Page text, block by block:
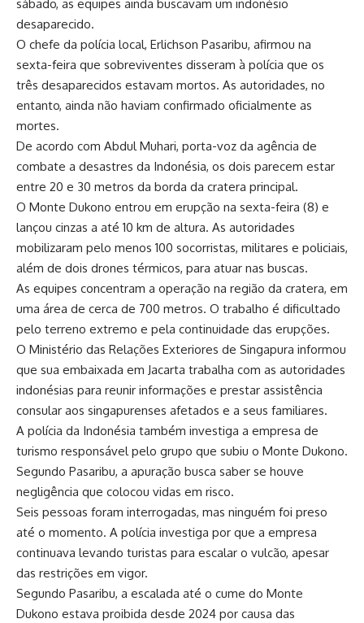
sábado, as equipes ainda buscavam um indonésio
desaparecido.
O chefe da polícia local, Erlichson Pasaribu, afirmou na
sexta-feira que sobreviventes disseram à polícia que os
três desaparecidos estavam mortos. As autoridades, no
entanto, ainda não haviam confirmado oficialmente as
mortes.
De acordo com Abdul Muhari, porta-voz da agência de
combate a desastres da Indonésia, os dois parecem estar
entre 20 e 30 metros da borda da cratera principal.
O Monte Dukono entrou em erupção na sexta-feira (8) e
lançou cinzas a até 10 km de altura. As autoridades
mobilizaram pelo menos 100 socorristas, militares e policiais,
além de dois drones térmicos, para atuar nas buscas.
As equipes concentram a operação na região da cratera, em
uma área de cerca de 700 metros. O trabalho é dificultado
pelo terreno extremo e pela continuidade das erupções.
O Ministério das Relações Exteriores de Singapura informou
que sua embaixada em Jacarta trabalha com as autoridades
indonésias para reunir informações e prestar assistência
consular aos singapurenses afetados e a seus familiares.
A polícia da Indonésia também investiga a empresa de
turismo responsável pelo grupo que subiu o Monte Dukono.
Segundo Pasaribu, a apuração busca saber se houve
negligência que colocou vidas em risco.
Seis pessoas foram interrogadas, mas ninguém foi preso
até o momento. A polícia investiga por que a empresa
continuava levando turistas para escalar o vulcão, apesar
das restrições em vigor.
Segundo Pasaribu, a escalada até o cume do Monte
Dukono estava proibida desde 2024 por causa das